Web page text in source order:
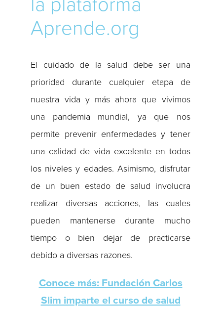
Aprende.org
El cuidado de la salud debe ser una
prioridad durante cualquier etapa de
nuestra vida y más ahora que vivimos
una pandemia mundial, ya que nos
permite prevenir enfermedades y tener
una calidad de vida excelente en todos
los niveles y edades. Asimismo, disfrutar
de un buen estado de salud involucra
realizar diversas acciones, las cuales
pueden mantenerse durante mucho
tiempo o bien dejar de practicarse
debido a diversas razones.
Conoce más: Fundación Carlos
Slim imparte el curso de salud